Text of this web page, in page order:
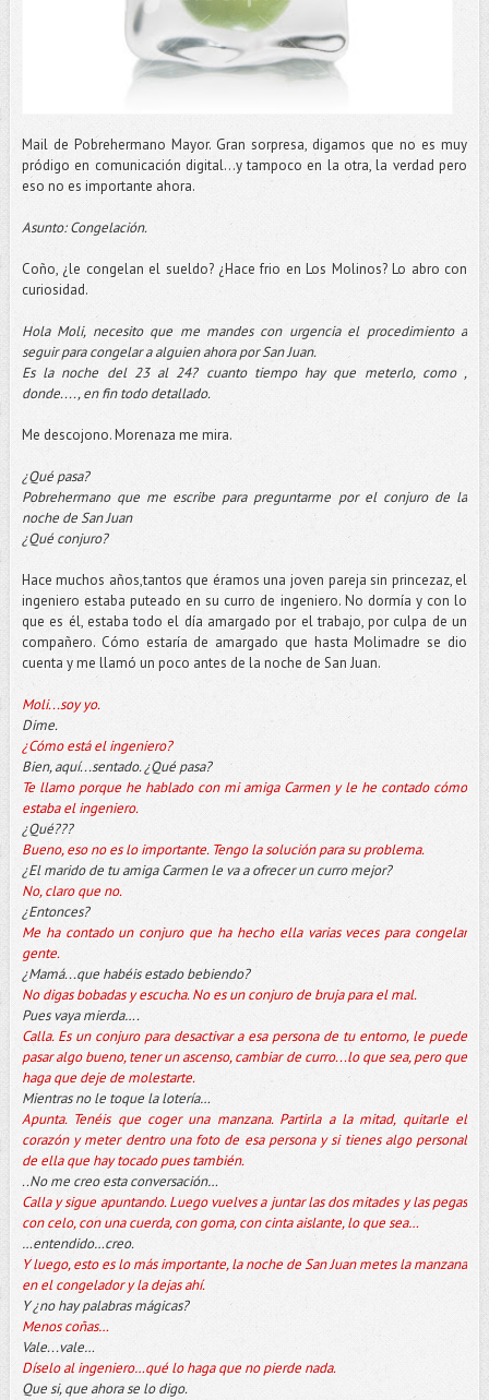
Mail de Pobrehermano Mayor. Gran sorpresa, digamos que no es muy
pródigo en comunicación digital…y tampoco en la otra, la verdad pero
eso no es importante ahora.
Asunto: Congelación.
Coño, ¿le congelan el sueldo? ¿Hace frio en Los Molinos? Lo abro con
curiosidad.
Hola Moli, necesito que me mandes con urgencia el procedimiento a
seguir para congelar a alguien ahora por San Juan.
Es la noche del 23 al 24? cuanto tiempo hay que meterlo, como ,
donde...., en fin todo detallado.
Me descojono. Morenaza me mira.
¿Qué pasa?
Pobrehermano que me escribe para preguntarme por el conjuro de la
noche de San Juan
¿Qué conjuro?
Hace muchos años,tantos que éramos una joven pareja sin princezaz, el
ingeniero estaba puteado en su curro de ingeniero. No dormía y con lo
que es él, estaba todo el día amargado por el trabajo, por culpa de un
compañero. Cómo estaría de amargado que hasta Molimadre se dio
cuenta y me llamó un poco antes de la noche de San Juan.
Moli...soy yo.
Dime.
¿Cómo está el ingeniero?
Bien, aquí...sentado. ¿Qué pasa?
Te llamo porque he hablado con mi amiga Carmen y le he contado cómo
estaba el ingeniero.
¿Qué???
Bueno, eso no es lo importante. Tengo la solución para su problema.
¿El marido de tu amiga Carmen le va a ofrecer un curro mejor?
No, claro que no.
¿Entonces?
Me ha contado un conjuro que ha hecho ella varias veces para congelar
gente.
¿Mamá...que habéis estado bebiendo?
No digas bobadas y escucha. No es un conjuro de bruja para el mal.
Pues vaya mierda….
Calla. Es un conjuro para desactivar a esa persona de tu entorno, le puede
pasar algo bueno, tener un ascenso, cambiar de curro...lo que sea, pero que
haga que deje de molestarte.
Mientras no le toque la lotería…
Apunta. Tenéis que coger una manzana. Partirla a la mitad, quitarle el
corazón y meter dentro una foto de esa persona y si tienes algo personal
de ella que hay tocado pues también.
..No me creo esta conversación…
Calla y sigue apuntando. Luego vuelves a juntar las dos mitades y las pegas
con celo, con una cuerda, con goma, con cinta aislante, lo que sea…
…entendido…creo.
Y luego, esto es lo más importante, la noche de San Juan metes la manzana
en el congelador y la dejas ahí.
Y ¿no hay palabras mágicas?
Menos coñas…
Vale...vale…
Díselo al ingeniero…qué lo haga que no pierde nada.
Que si, que ahora se lo digo.